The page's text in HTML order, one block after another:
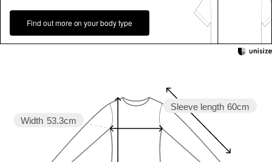
Find out more on your body type
Sleeve length 60cm
Width 53.3cm